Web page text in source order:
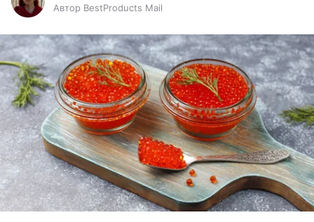
Автор BestProducts Mail